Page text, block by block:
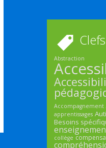
Clefs
Abstraction
Accompagnement
apprentissages
Besoins
collège